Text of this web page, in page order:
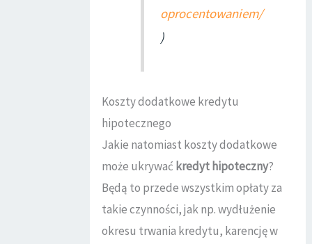
oprocentowaniem/
)
Koszty dodatkowe kredytu
hipotecznego
Jakie natomiast koszty dodatkowe
może ukrywać kredyt hipoteczny?
Będą to przede wszystkim opłaty za
takie czynności, jak np. wydłużenie
okresu trwania kredytu, karencję w